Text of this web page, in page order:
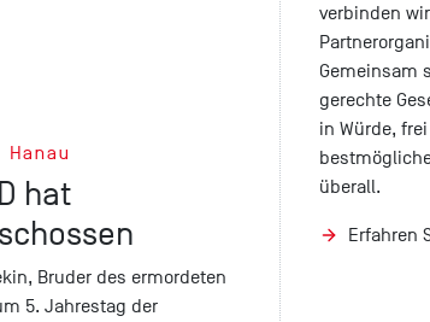
hat
Bruder des ermordeten
5. Jahrestag der
verbinden
Gemeinsam
gerechte
in Würde,
überall.
Erfahren